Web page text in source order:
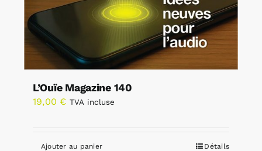
L’Ouïe Magazine 140
19,00 € TVA incluse
Ajouter au panier Détails